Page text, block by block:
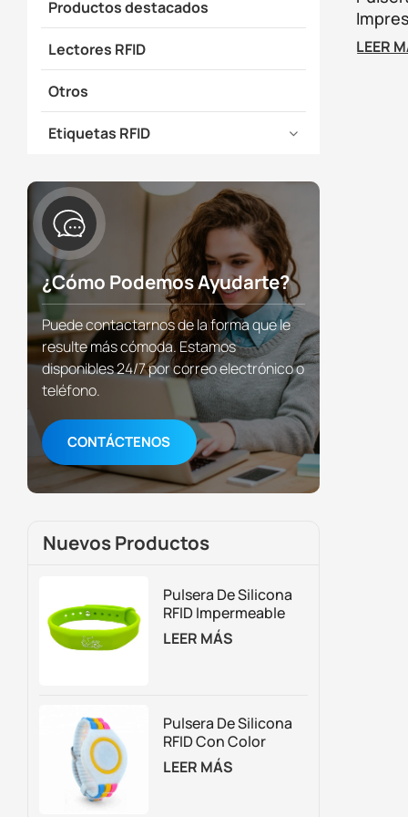
Productos destacados
Lectores RFID
Otros
Etiquetas RFID
¿Cómo Podemos Ayudarte?
Puede contactarnos de la forma que le
resulte más cómoda. Estamos
disponibles 24/7 por correo electrónico o
teléfono.
CONTÁCTENOS
Nuevos Productos
Pulsera De Silicona
RFID Impermeable
Para Control De
Acceso Y Gestión De
LEER MÁS
Pulsera De Silicona
RFID Con Color
Personalizado
Ajustable
LEER MÁS
LEER